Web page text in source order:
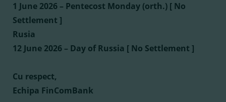
1 June 2026 – Pentecost Monday (orth.) [ No
Settlement ]
Rusia
12 June 2026 – Day of Russia [ No Settlement ]
Cu respect,
Echipa FinComBank